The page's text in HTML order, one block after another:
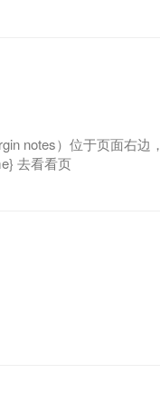
notes）位于页面右边，
去看看页